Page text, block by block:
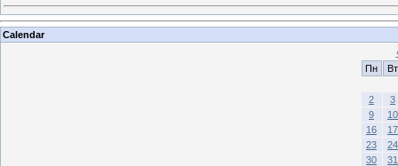
Calendar
Пн
Вт
2
3
9
10
16
17
23
24
30
31